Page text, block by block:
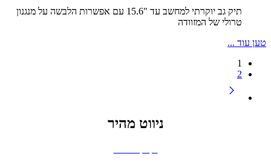
תיק גב יוקרתי למחשב עד "15.6 עם אפשרות הלבשה על מנגנון
טרולי של המזוודה
טען עוד ...
1
2
ניווט מהיר